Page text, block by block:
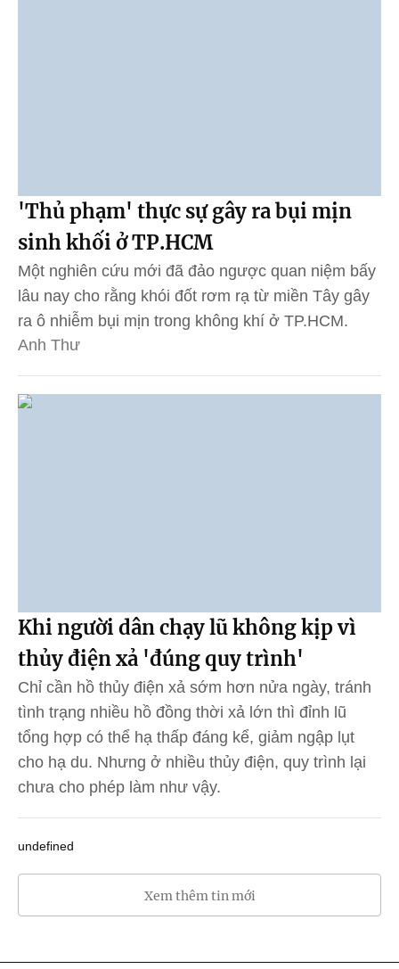
'Thủ phạm' thực sự gây ra bụi mịn
sinh khối ở TP.HCM
Một nghiên cứu mới đã đảo ngược quan niệm bấy
lâu nay cho rằng khói đốt rơm rạ từ miền Tây gây
ra ô nhiễm bụi mịn trong không khí ở TP.HCM.
Anh Thư
Khi người dân chạy lũ không kịp vì
thủy điện xả 'đúng quy trình'
Chỉ cần hồ thủy điện xả sớm hơn nửa ngày, tránh
tình trạng nhiều hồ đồng thời xả lớn thì đỉnh lũ
tổng hợp có thể hạ thấp đáng kể, giảm ngập lụt
cho hạ du. Nhưng ở nhiều thủy điện, quy trình lại
chưa cho phép làm như vậy.
undefined
Xem thêm tin mới